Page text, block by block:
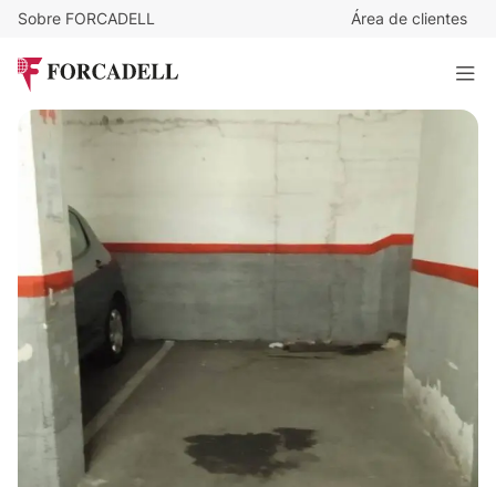
Sobre FORCADELL Área de clientes
10.000
10 m²